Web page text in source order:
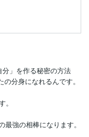
」を作る秘密の方法
分身になれるんです。
。
強の相棒になります。